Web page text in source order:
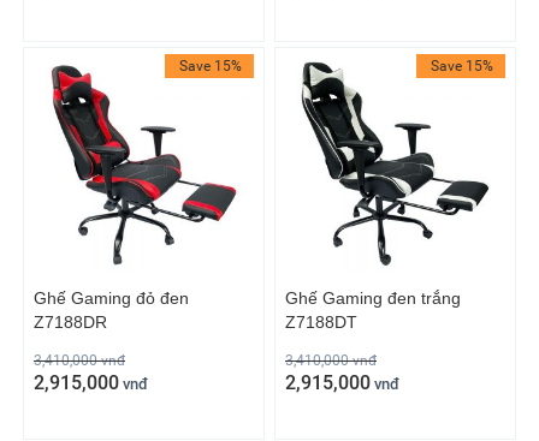
Save 15%
Ghế Gaming đỏ đen
Z7188DR
3,410,000 vnđ
2,915,000 vnđ
Save 15%
Ghế Gaming đen trắng
Z7188DT
3,410,000 vnđ
2,915,000 vnđ